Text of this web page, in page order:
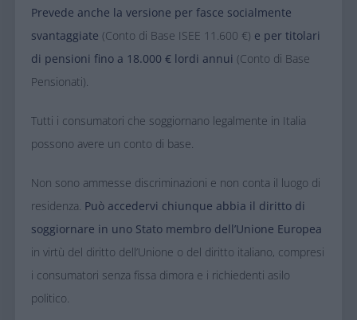
Prevede anche la versione per fasce socialmente
svantaggiate (Conto di Base ISEE 11.600 €) e per titolari
di pensioni fino a 18.000 € lordi annui (Conto di Base
Pensionati).
Tutti i consumatori che soggiornano legalmente in Italia
possono avere un conto di base.
Non sono ammesse discriminazioni e non conta il luogo di
residenza. Può accedervi chiunque abbia il diritto di
soggiornare in uno Stato membro dell’Unione Europea
in virtù del diritto dell’Unione o del diritto italiano, compresi
i consumatori senza fissa dimora e i richiedenti asilo
politico.